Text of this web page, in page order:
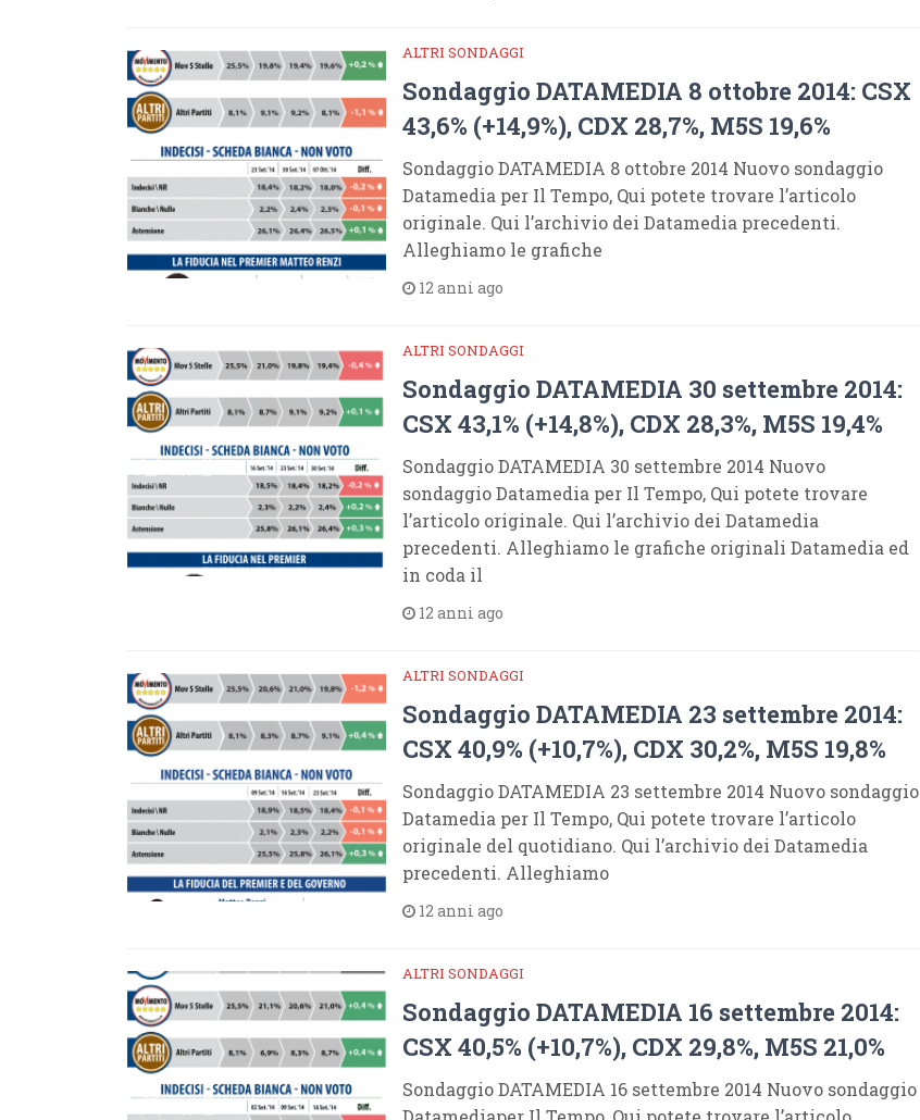
ALTRI SONDAGGI
Sondaggio DATAMEDIA 8 ottobre 2014: CSX
43,6% (+14,9%), CDX 28,7%, M5S 19,6%
Sondaggio DATAMEDIA 8 ottobre 2014 Nuovo sondaggio
Datamedia per Il Tempo, Qui potete trovare l’articolo
originale. Qui l’archivio dei Datamedia precedenti.
Alleghiamo le grafiche
12 anni ago
ALTRI SONDAGGI
Sondaggio DATAMEDIA 30 settembre 2014:
CSX 43,1% (+14,8%), CDX 28,3%, M5S 19,4%
Sondaggio DATAMEDIA 30 settembre 2014 Nuovo
sondaggio Datamedia per Il Tempo, Qui potete trovare
l’articolo originale. Qui l’archivio dei Datamedia
precedenti. Alleghiamo le grafiche originali Datamedia ed
in coda il
12 anni ago
ALTRI SONDAGGI
Sondaggio DATAMEDIA 23 settembre 2014:
CSX 40,9% (+10,7%), CDX 30,2%, M5S 19,8%
Sondaggio DATAMEDIA 23 settembre 2014 Nuovo sondaggio
Datamedia per Il Tempo, Qui potete trovare l’articolo
originale del quotidiano. Qui l’archivio dei Datamedia
precedenti. Alleghiamo
12 anni ago
ALTRI SONDAGGI
Sondaggio DATAMEDIA 16 settembre 2014:
CSX 40,5% (+10,7%), CDX 29,8%, M5S 21,0%
Sondaggio DATAMEDIA 16 settembre 2014 Nuovo sondaggio